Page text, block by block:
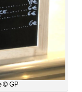
© GP